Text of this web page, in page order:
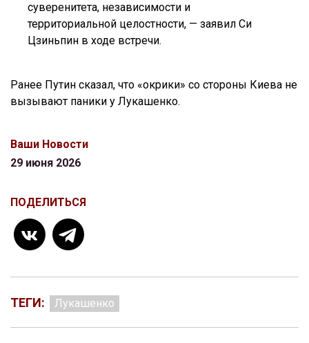
суверенитета, независимости и
территориальной целостности, — заявил Си
Цзиньпин в ходе встречи.
Ранее Путин сказал, что «окрики» со стороны Киева не
вызывают паники у Лукашенко.
Ваши Новости
29 июня 2026
ПОДЕЛИТЬСЯ
ТЕГИ: Лукашенко